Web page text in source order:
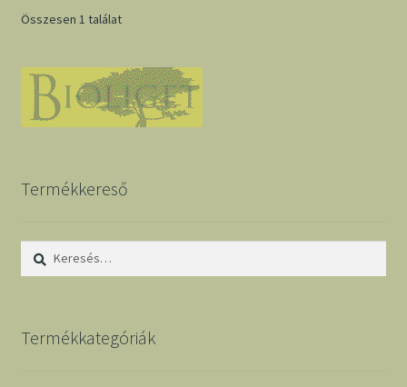
Összesen 1 találat
Termékkereső
Keresés:
Termékkategóriák